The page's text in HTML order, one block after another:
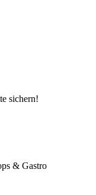
sichern!
& Gastro